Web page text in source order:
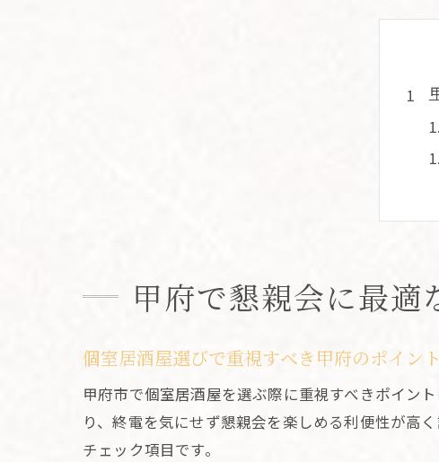
甲府で懇親会に最適
個室居酒屋選びで重視すべき甲府のポイント
甲府市で個室居酒屋を選ぶ際に重視すべきポイン
り、終電を気にせず懇親会を楽しめる利便性が高
チェック項目です。